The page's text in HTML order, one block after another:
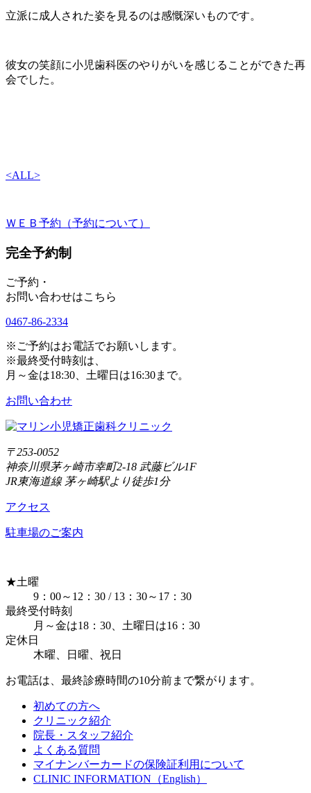
立派に成人された姿を見るのは感慨深いものです。
彼女の笑顔に小児歯科医のやりがいを感じることができた再
会でした。
<ALL>
ＷＥＢ予約（予約について）
完全予約制
ご予約・
お問い合わせはこちら
0467-86-2334
※ご予約はお電話でお願いします。
※最終受付時刻は、
月～金は18:30、土曜日は16:30まで。
お問い合わせ
〒253-0052
神奈川県茅ヶ崎市幸町2-18 武藤ビル1F
JR東海道線 茅ヶ崎駅より徒歩1分
アクセス
駐車場のご案内
★土曜
9：00～12：30 / 13：30～17：30
最終受付時刻
月～金は18：30、土曜日は16：30
定休日
木曜、日曜、祝日
お電話は、最終診療時間の10分前まで繋がります。
初めての方へ
クリニック紹介
院長・スタッフ紹介
よくある質問
マイナンバーカードの保険証利用について
CLINIC INFORMATION（English）